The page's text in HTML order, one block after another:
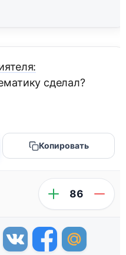
сделал?
Копировать
86